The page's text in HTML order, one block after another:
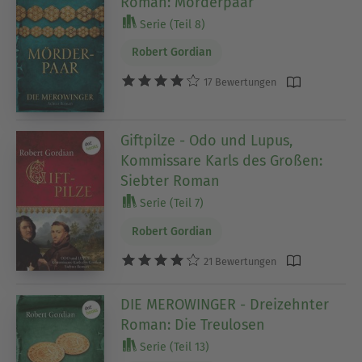
Serie (Teil 8)
Robert Gordian
17 Bewertungen
Giftpilze - Odo und Lupus,
Kommissare Karls des Großen:
Siebter Roman
Serie (Teil 7)
Robert Gordian
21 Bewertungen
DIE MEROWINGER - Dreizehnter
Roman: Die Treulosen
Serie (Teil 13)